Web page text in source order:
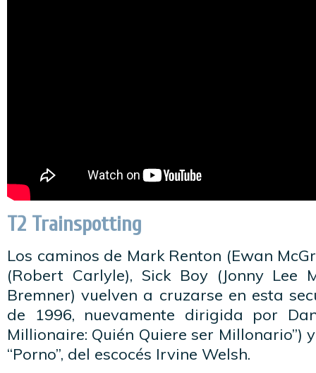
T2 Trainspotting
Los caminos de Mark Renton (Ewan
(Robert Carlyle), Sick Boy (Jonny Lee
Bremner) vuelven a cruzarse en esta
de 1996, nuevamente dirigida por
Millionaire: Quién Quiere ser Millonario”)
“Porno”, del escocés Irvine Welsh.